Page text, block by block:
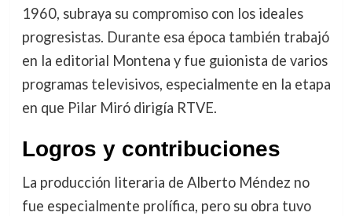
1960, subraya su compromiso con los ideales
progresistas. Durante esa época también trabajó
en la editorial Montena y fue guionista de varios
programas televisivos, especialmente en la etapa
en que Pilar Miró dirigía RTVE.
Logros y contribuciones
La producción literaria de Alberto Méndez no
fue especialmente prolífica, pero su obra tuvo